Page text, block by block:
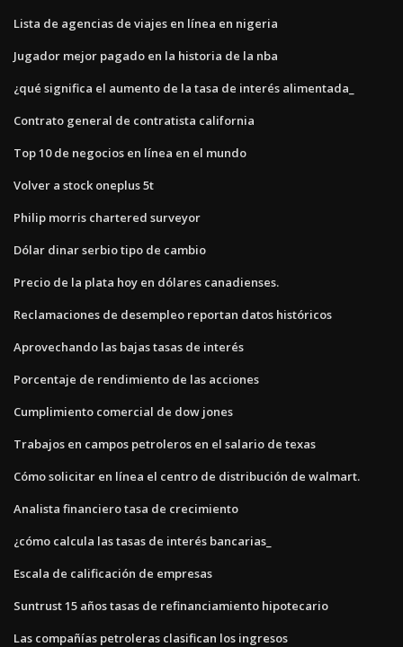
Lista de agencias de viajes en línea en nigeria
Jugador mejor pagado en la historia de la nba
¿qué significa el aumento de la tasa de interés alimentada_
Contrato general de contratista california
Top 10 de negocios en línea en el mundo
Volver a stock oneplus 5t
Philip morris chartered surveyor
Dólar dinar serbio tipo de cambio
Precio de la plata hoy en dólares canadienses.
Reclamaciones de desempleo reportan datos históricos
Aprovechando las bajas tasas de interés
Porcentaje de rendimiento de las acciones
Cumplimiento comercial de dow jones
Trabajos en campos petroleros en el salario de texas
Cómo solicitar en línea el centro de distribución de walmart.
Analista financiero tasa de crecimiento
¿cómo calcula las tasas de interés bancarias_
Escala de calificación de empresas
Suntrust 15 años tasas de refinanciamiento hipotecario
Las compañías petroleras clasifican los ingresos